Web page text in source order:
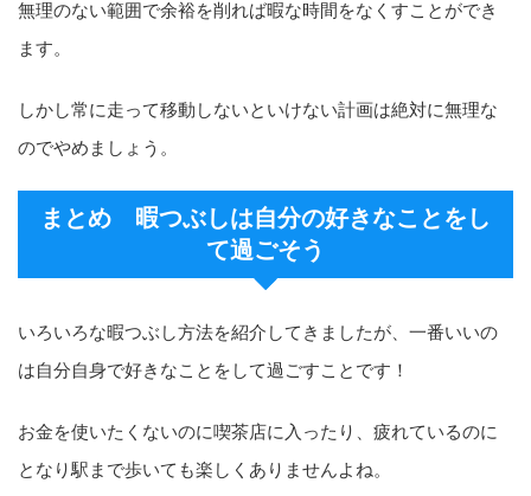
無理のない範囲で余裕を削れば暇な時間をなくすことができ
ます。
しかし常に走って移動しないといけない計画は絶対に無理な
のでやめましょう。
まとめ 暇つぶしは自分の好きなことをし
て過ごそう
いろいろな暇つぶし方法を紹介してきましたが、一番いいの
は自分自身で好きなことをして過ごすことです！
お金を使いたくないのに喫茶店に入ったり、疲れているのに
となり駅まで歩いても楽しくありませんよね。